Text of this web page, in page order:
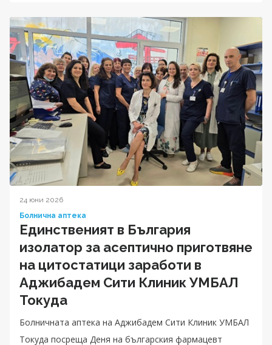
24 юни 2026
Болнична аптека
Единственият в България
изолатор за асептично приготвяне
на цитостатици заработи в
Аджибадем Сити Клиник УМБАЛ
Токуда
Болничната аптека на Аджибадем Сити Клиник УМБАЛ
Токуда посреща Деня на българския фармацевт